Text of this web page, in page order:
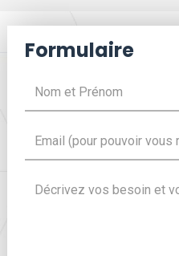
Formulaire